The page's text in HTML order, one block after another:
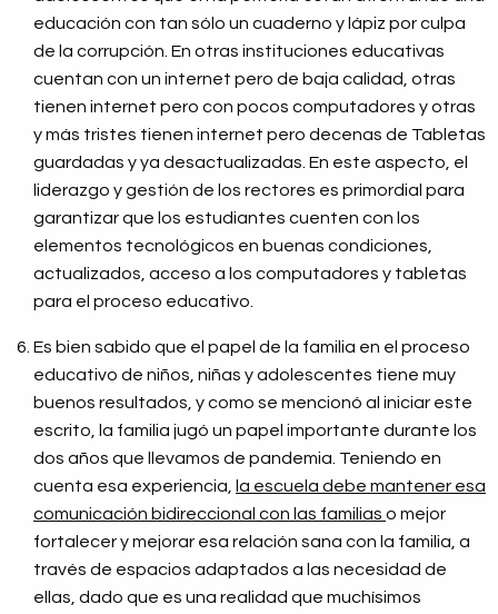
educación con tan sólo un cuaderno y lápiz por culpa
de la corrupción. En otras instituciones educativas
cuentan con un internet pero de baja calidad, otras
tienen internet pero con pocos computadores y otras
y más tristes tienen internet pero decenas de Tabletas
guardadas y ya desactualizadas. En este aspecto, el
liderazgo y gestión de los rectores es primordial para
garantizar que los estudiantes cuenten con los
elementos tecnológicos en buenas condiciones,
actualizados, acceso a los computadores y tabletas
para el proceso educativo.
Es bien sabido que el papel de la familia en el proceso
educativo de niños, niñas y adolescentes tiene muy
buenos resultados, y como se mencionó al iniciar este
escrito, la familia jugó un papel importante durante los
dos años que llevamos de pandemia. Teniendo en
cuenta esa experiencia, la escuela debe mantener esa
comunicación bidireccional con las familias o mejor
fortalecer y mejorar esa relación sana con la familia, a
través de espacios adaptados a las necesidad de
ellas, dado que es una realidad que muchísimos